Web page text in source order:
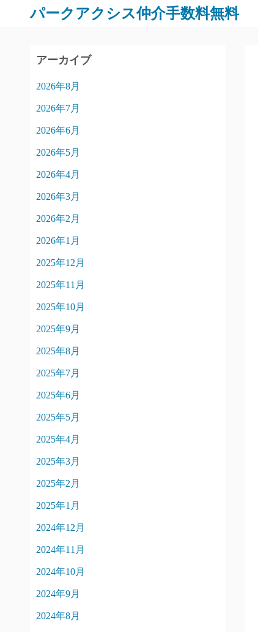
パークアクシス仲介手数料無料
アーカイブ
2026年8月
2026年7月
2026年6月
2026年5月
2026年4月
2026年3月
2026年2月
2026年1月
2025年12月
2025年11月
2025年10月
2025年9月
2025年8月
2025年7月
2025年6月
2025年5月
2025年4月
2025年3月
2025年2月
2025年1月
2024年12月
2024年11月
2024年10月
2024年9月
2024年8月